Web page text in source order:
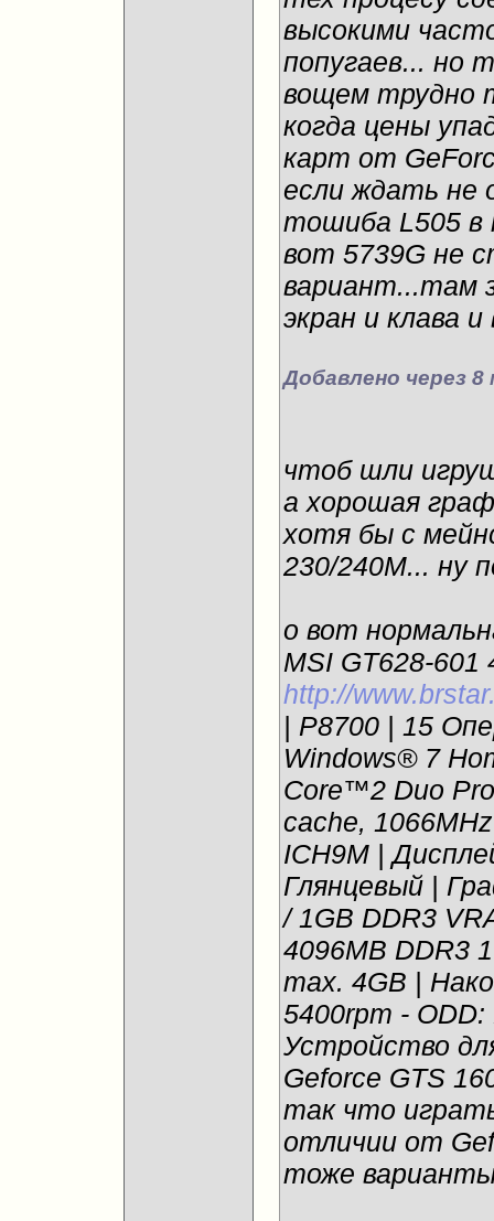
высокими
попугаев... но
вощем трудно
когда цены
карт от
если ждать не
тошиба L505 в
вот 5739G не
вариант...там
экран и клава
Добавлено через 8
чтоб шли
а хорошая
хотя бы с
230/240М... ну
о вот
MSI GT628-601
http://
| P8700 | 15
Windows® 7
Core™2 Duo
cache,
ICH9M |
Глянцевый |
/ 1GB DDR3
4096MB DDR3
max. 4GB |
5400rpm -
Устройство
Geforce GTS
так что
отличии от
тоже